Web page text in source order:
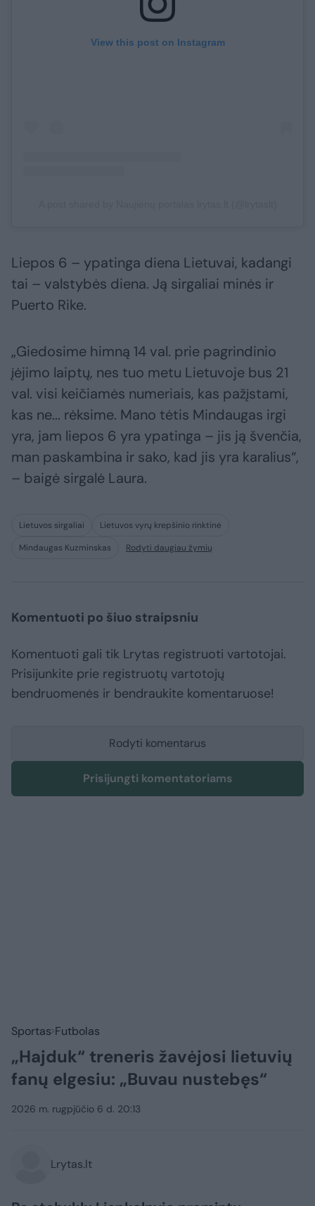
View this post on Instagram
Liepos 6 – ypatinga diena Lietuvai, kadangi
tai – valstybės diena. Ją sirgaliai minės ir
Puerto Rike.
„Giedosime himną 14 val. prie pagrindinio
įėjimo laiptų, nes tuo metu Lietuvoje bus 21
val. visi keičiamės numeriais, kas pažįstami,
kas ne... rėksime. Mano tėtis Mindaugas irgi
yra, jam liepos 6 yra ypatinga – jis ją švenčia,
man paskambina ir sako, kad jis yra karalius“,
– baigė sirgalė Laura.
Lietuvos sirgaliai
Lietuvos vyrų krepšinio rinktinė
Mindaugas Kuzminskas
Rodyti daugiau žymių
Komentuoti po šiuo straipsniu
Komentuoti gali tik Lrytas registruoti vartotojai.
Prisijunkite prie registruotų vartotojų
bendruomenės ir bendraukite komentaruose!
Rodyti komentarus
Prisijungti komentatoriams
Sportas Futbolas
„Hajduk“ treneris žavėjosi lietuvių
fanų elgesiu: „Buvau nustebęs“
2026 m. rugpjūčio 6 d. 20:13
Lrytas.lt